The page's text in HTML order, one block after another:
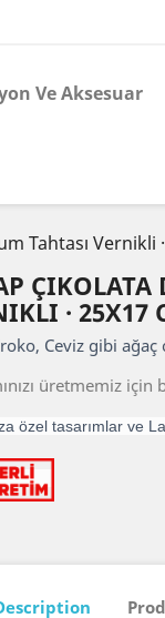
Ve Aksesuar
Tahtası Vernikli
· 25X17
Ceviz gibi
üretmemiz için
özel tasarımlar ve